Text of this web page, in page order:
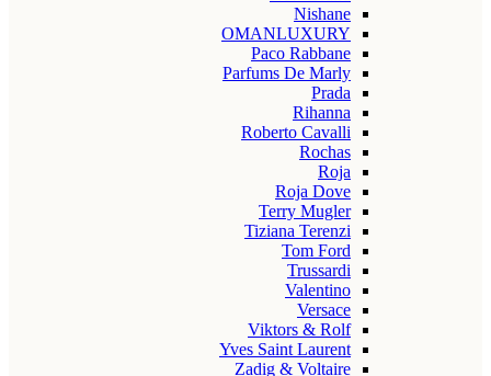
Nishane
OMANLUXURY
Paco Rabbane
Parfums De Marly
Prada
Rihanna
Roberto Cavalli
Rochas
Roja
Roja Dove
Terry Mugler
Tiziana Terenzi
Tom Ford
Trussardi
Valentino
Versace
Viktors & Rolf
Yves Saint Laurent
Zadig & Voltaire